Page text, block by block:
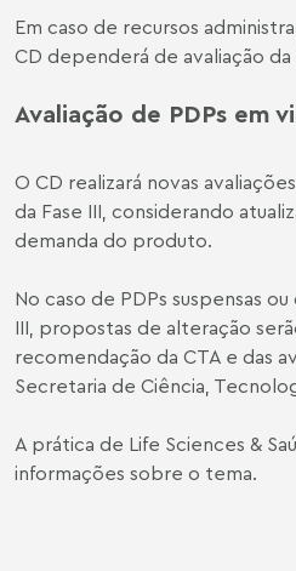
Em caso de recursos
CD dependerá de avaliação da
Avaliação de PDPs em
O CD realizará novas
da Fase III, considerando
demanda do produto.
No caso de PDPs suspensas
III, propostas de alteração
recomendação da CTA e das
Secretaria de Ciência,
A prática de Life Sciences &
informações sobre o tema.